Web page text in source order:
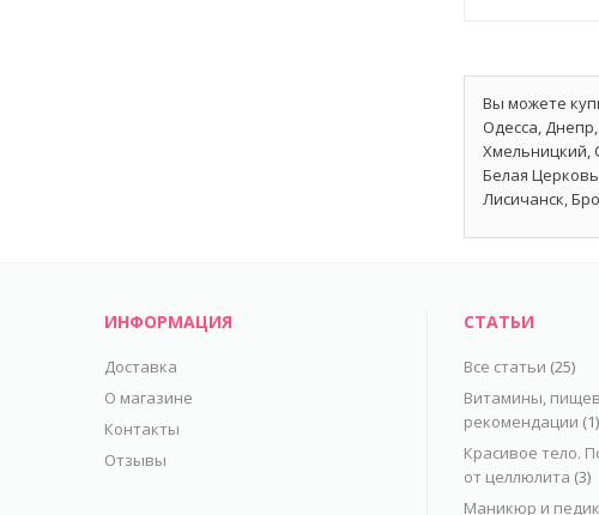
Вы можете
Одесса,
Хмельницкий,
Белая
Лисичанск,
ИНФОРМАЦИЯ
Доставка
О магазине
Контакты
Отзывы
СТАТЬИ
Все статьи (25)
Витамины,
рекомендации (1)
Красивое тело.
от целлюлита (3)
Маникюр и